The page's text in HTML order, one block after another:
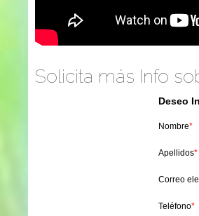
Solicita más Info
Deseo
Nombre*
Apellidos*
Correo
Teléfono*